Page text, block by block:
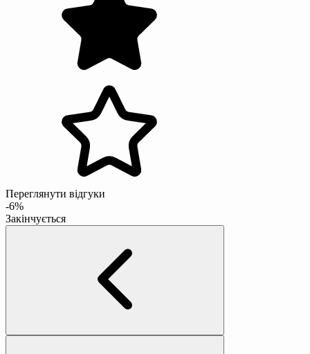
Переглянути відгуки
-6%
Закінчується